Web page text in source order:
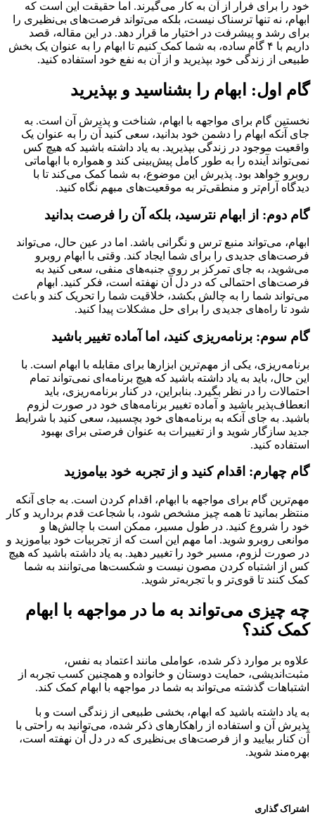
خود را برای فرار از آن به کار می‌گیرند. اما حقیقت این است که
ابهام، نه تنها ترسناک نیست، بلکه می‌تواند فرصت‌های بی‌نظیری را
برای رشد و پیشرفت در اختیار ما قرار دهد. در این مقاله، قصد
داریم با ۴ گام ساده، به شما کمک کنیم تا ابهام را به عنوان یک بخش
طبیعی از زندگی خود بپذیرید و از آن به نفع خود استفاده کنید.
گام اول: ابهام را بشناسید و بپذیرید
نخستین گام برای مواجهه با ابهام، شناخت و پذیرش آن است. به
جای آنکه ابهام را دشمن خود بدانید، سعی کنید آن را به عنوان یک
واقعیت موجود در زندگی بپذیرید. به یاد داشته باشید که هیچ کس
نمی‌تواند آینده را به طور کامل پیش‌بینی کند و همواره با ابهاماتی
روبرو خواهد بود. پذیرش این موضوع، به شما کمک می‌کند تا با
دیدگاه آرام‌تر و منطقی‌تر به موقعیت‌های مبهم نگاه کنید.
گام دوم: از ابهام نترسید، بلکه آن را فرصت بدانید
ابهام، می‌تواند منبع ترس و نگرانی باشد. اما در عین حال، می‌تواند
فرصت‌های جدیدی را برای شما ایجاد کند. وقتی با ابهام روبرو
می‌شوید، به جای تمرکز بر روی جنبه‌های منفی، سعی کنید به
فرصت‌های احتمالی که در دل آن نهفته است، فکر کنید. ابهام
می‌تواند شما را به چالش بکشد، خلاقیت شما را تحریک کند و باعث
شود تا راه‌های جدیدی را برای حل مشکلات پیدا کنید.
گام سوم: برنامه‌ریزی کنید، اما آماده تغییر باشید
برنامه‌ریزی، یکی از مهم‌ترین ابزارها برای مقابله با ابهام است. با
این حال، باید به یاد داشته باشید که هیچ برنامه‌ای نمی‌تواند تمام
احتمالات را در نظر بگیرد. بنابراین، در کنار برنامه‌ریزی، باید
انعطاف‌پذیر باشید و آماده تغییر برنامه‌های خود در صورت لزوم
باشید. به جای آنکه به برنامه‌های خود بچسبید، سعی کنید با شرایط
جدید سازگار شوید و از تغییرات به عنوان فرصتی برای بهبود
استفاده کنید.
گام چهارم: اقدام کنید و از تجربه خود بیاموزید
مهم‌ترین گام برای مواجهه با ابهام، اقدام کردن است. به جای آنکه
منتظر بمانید تا همه چیز مشخص شود، با شجاعت قدم بردارید و کار
خود را شروع کنید. در طول مسیر، ممکن است با چالش‌ها و
موانعی روبرو شوید. اما مهم این است که از تجربیات خود بیاموزید و
در صورت لزوم، مسیر خود را تغییر دهید. به یاد داشته باشید که هیچ
کس از اشتباه کردن مصون نیست و شکست‌ها می‌توانند به شما
کمک کنند تا قوی‌تر و با تجربه‌تر شوید.
چه چیزی می‌تواند به ما در مواجهه با ابهام
کمک کند؟
علاوه بر موارد ذکر شده، عواملی مانند اعتماد به نفس،
مثبت‌اندیشی، حمایت دوستان و خانواده و همچنین کسب تجربه از
اشتباهات گذشته می‌تواند به شما در مواجهه با ابهام کمک کند.
به یاد داشته باشید که ابهام، بخشی طبیعی از زندگی است و با
پذیرش آن و استفاده از راهکارهای ذکر شده، می‌توانید به راحتی با
آن کنار بیایید و از فرصت‌های بی‌نظیری که در دل آن نهفته است،
بهره‌مند شوید.
اشتراک گذاری